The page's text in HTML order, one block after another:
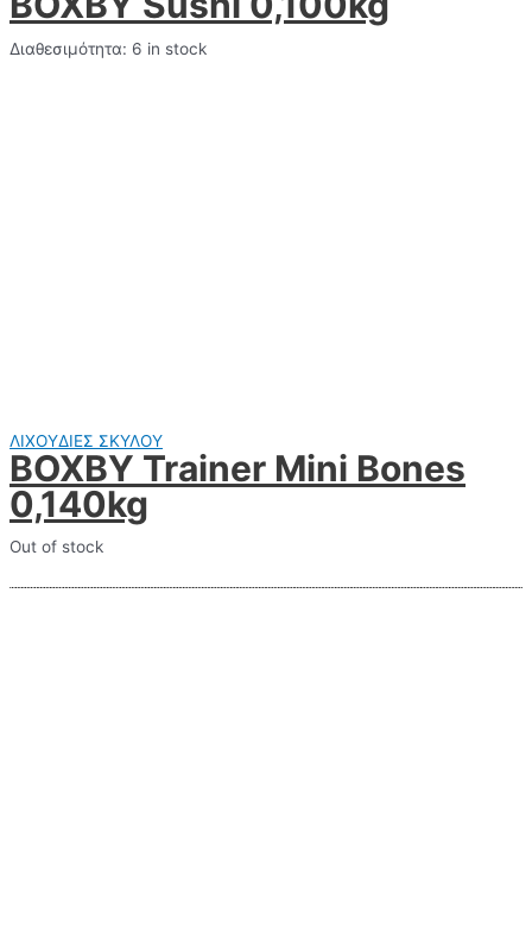
Διαθεσιμότητα: 6 in stock
ΛΙΧΟΥΔΙΕΣ ΣΚΥΛΟΥ
BOXBY Trainer Mini Bones
0,140kg
Out of stock